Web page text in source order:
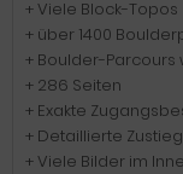
+ Viele Block-Topos
+ über 1400
+ Boulder-
+ 286 Seiten
+ Exakte
+ Detaillierte
+ Viele Bilder im